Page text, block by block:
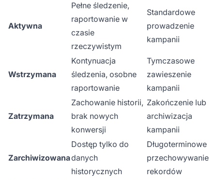
Aktywna
Pełne śledzenie,
raportowanie w
czasie
rzeczywistym
Standardowe
prowadzenie
kampanii
Wstrzymana
Kontynuacja
śledzenia, osobne
raportowanie
Tymczasowe
zawieszenie
kampanii
Zatrzymana
Zachowanie historii,
brak nowych
konwersji
Zakończenie lub
archiwizacja
kampanii
Zarchiwizowana
Dostęp tylko do
danych
historycznych
Długoterminowe
przechowywanie
rekordów